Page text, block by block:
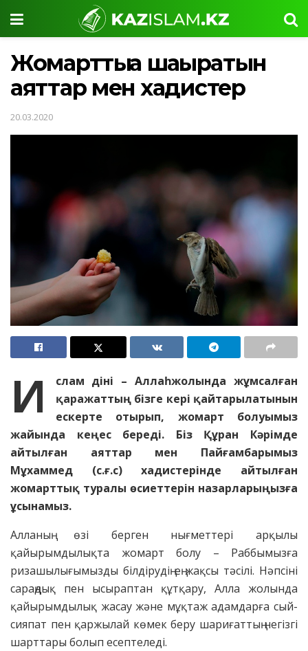
Жомарттыққа шақыратын
аяттар мен хадистер
20.03.2020
И
слам діні – Аллаһ жолында жұмсалған
қаражаттың бізге кері қайтарылатынын
ескерте отырып, жомарт болуымыз
жайында кеңес береді. Біз Құран Кәрімде
айтылған аяттар мен Пайғамбарымыз
Мұхаммед (с.ғ.с) хадистерінде айтылған
жомарттық туралы өсиеттерін назарларыңызға
ұсынамыз.
Алланың өзі берген нығметтері арқылы
қайырымдылықта жомарт болу – Раббымызға
ризашылығымызды білдірудің ең жақсы тәсілі. Нәпсіні
сараңдық пен ысыраптан құтқару, Алла жолында
қайырымдылық жасау және мұқтаж адамдарға сый-
сияпат пен қаржылай көмек беру шариғаттың негізгі
шарттары болып есептеледі.